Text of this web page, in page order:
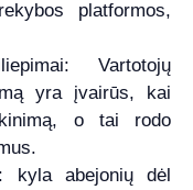
platformos,
Vartotojų
yra įvairūs, kai
o tai rodo
kyla abejonių dėl